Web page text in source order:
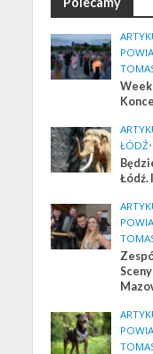
ŁÓDŹ•
Łódź.